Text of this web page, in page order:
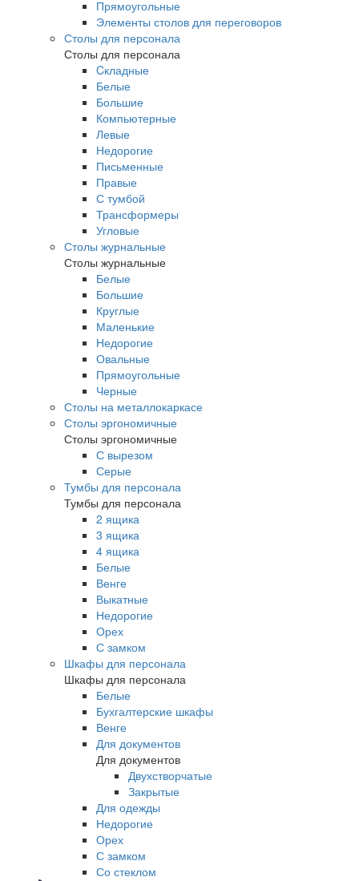
Прямоугольные
Элементы столов для переговоров
Столы для персонала
Столы для персонала
Cкладные
Белые
Большие
Компьютерные
Левые
Недорогие
Письменные
Правые
С тумбой
Трансформеры
Угловые
Столы журнальные
Столы журнальные
Белые
Большие
Круглые
Маленькие
Недорогие
Овальные
Прямоугольные
Черные
Столы на металлокаркасе
Столы эргономичные
Столы эргономичные
С вырезом
Серые
Тумбы для персонала
Тумбы для персонала
2 ящика
3 ящика
4 ящика
Белые
Венге
Выкатные
Недорогие
Орех
С замком
Шкафы для персонала
Шкафы для персонала
Белые
Бухгалтерские шкафы
Венге
Для документов
Для документов
Двухстворчатые
Закрытые
Для одежды
Недорогие
Орех
С замком
Со стеклом